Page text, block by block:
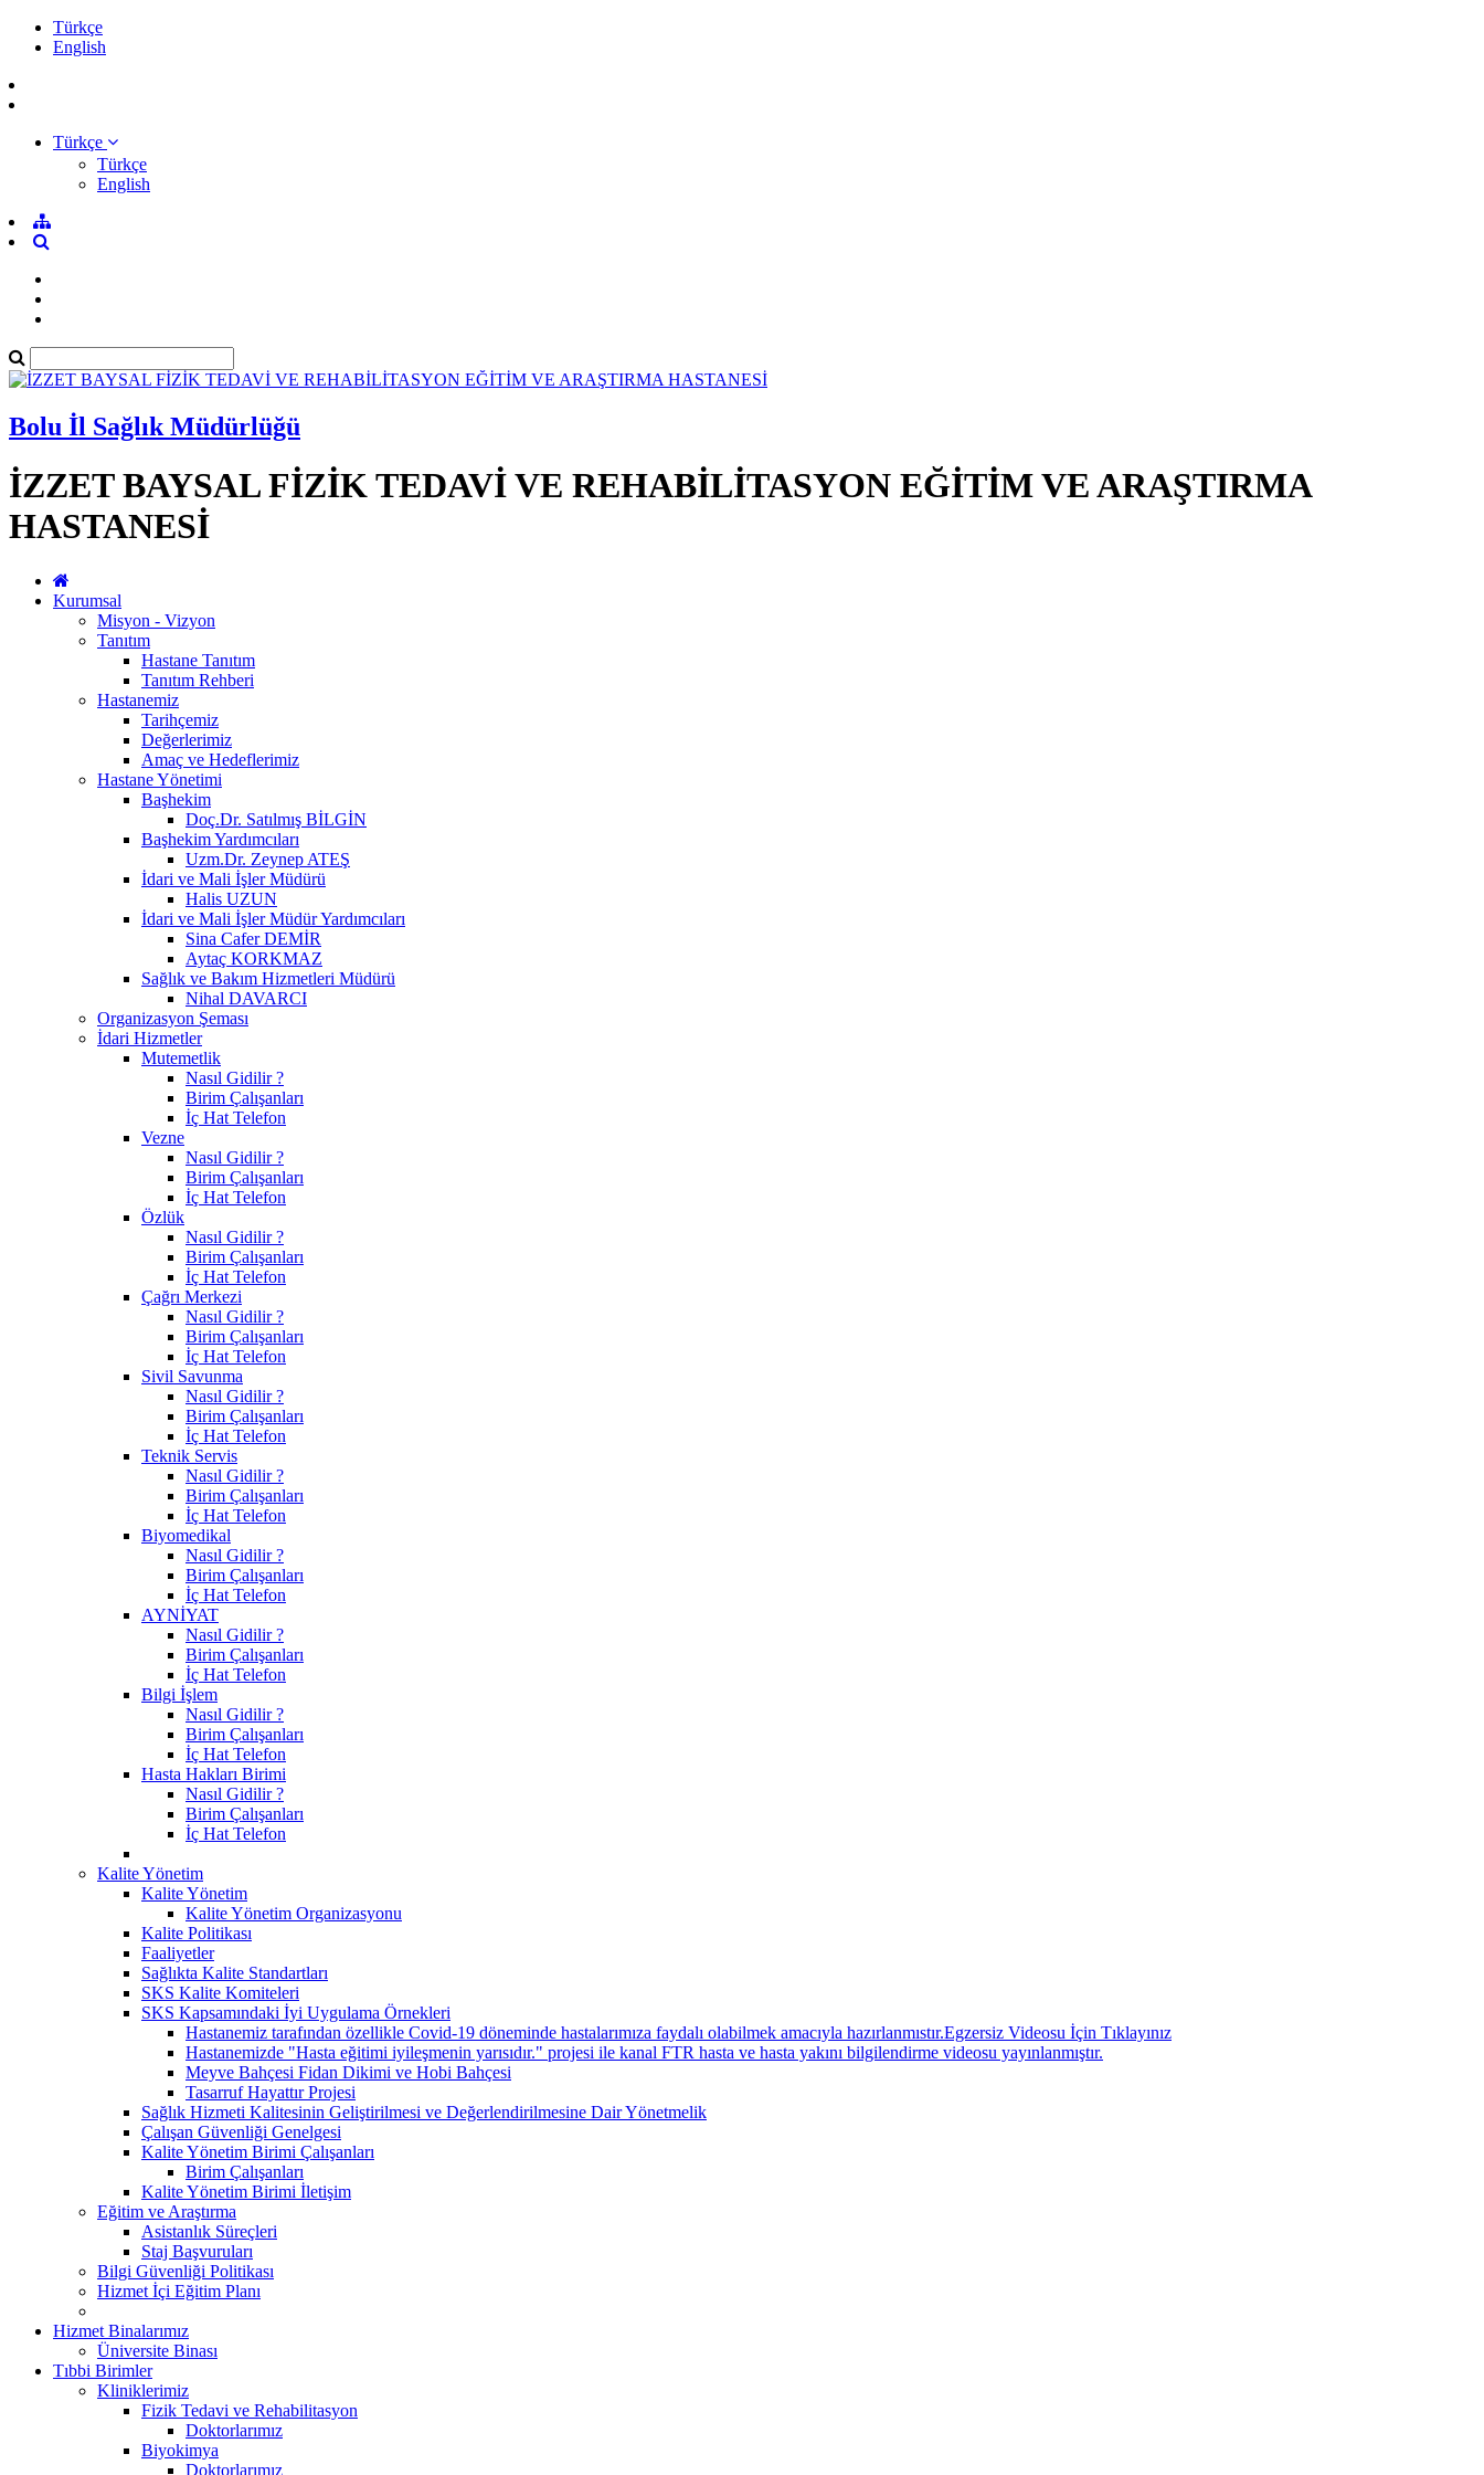
Türkçe
English
Türkçe
Türkçe
English
Bolu İl Sağlık Müdürlüğü
İZZET BAYSAL FİZİK TEDAVİ VE REHABİLİTASYON EĞİTİM VE ARAŞTIRMA
HASTANESİ
Kurumsal
Misyon - Vizyon
Tanıtım
Hastane Tanıtım
Tanıtım Rehberi
Hastanemiz
Tarihçemiz
Değerlerimiz
Amaç ve Hedeflerimiz
Hastane Yönetimi
Başhekim
Doç.Dr. Satılmış BİLGİN
Başhekim Yardımcıları
Uzm.Dr. Zeynep ATEŞ
İdari ve Mali İşler Müdürü
Halis UZUN
İdari ve Mali İşler Müdür Yardımcıları
Sina Cafer DEMİR
Aytaç KORKMAZ
Sağlık ve Bakım Hizmetleri Müdürü
Nihal DAVARCI
Organizasyon Şeması
İdari Hizmetler
Mutemetlik
Nasıl Gidilir ?
Birim Çalışanları
İç Hat Telefon
Vezne
Nasıl Gidilir ?
Birim Çalışanları
İç Hat Telefon
Özlük
Nasıl Gidilir ?
Birim Çalışanları
İç Hat Telefon
Çağrı Merkezi
Nasıl Gidilir ?
Birim Çalışanları
İç Hat Telefon
Sivil Savunma
Nasıl Gidilir ?
Birim Çalışanları
İç Hat Telefon
Teknik Servis
Nasıl Gidilir ?
Birim Çalışanları
İç Hat Telefon
Biyomedikal
Nasıl Gidilir ?
Birim Çalışanları
İç Hat Telefon
AYNİYAT
Nasıl Gidilir ?
Birim Çalışanları
İç Hat Telefon
Bilgi İşlem
Nasıl Gidilir ?
Birim Çalışanları
İç Hat Telefon
Hasta Hakları Birimi
Nasıl Gidilir ?
Birim Çalışanları
İç Hat Telefon
Kalite Yönetim
Kalite Yönetim
Kalite Yönetim Organizasyonu
Kalite Politikası
Faaliyetler
Sağlıkta Kalite Standartları
SKS Kalite Komiteleri
SKS Kapsamındaki İyi Uygulama Örnekleri
Hastanemiz tarafından özellikle Covid-19 döneminde hastalarımıza faydalı olabilmek amacıyla hazırlanmıstır.Egzersiz Videosu İçin Tıklayınız
Hastanemizde "Hasta eğitimi iyileşmenin yarısıdır." projesi ile kanal FTR hasta ve hasta yakını bilgilendirme videosu yayınlanmıştır.
Meyve Bahçesi Fidan Dikimi ve Hobi Bahçesi
Tasarruf Hayattır Projesi
Sağlık Hizmeti Kalitesinin Geliştirilmesi ve Değerlendirilmesine Dair Yönetmelik
Çalışan Güvenliği Genelgesi
Kalite Yönetim Birimi Çalışanları
Birim Çalışanları
Kalite Yönetim Birimi İletişim
Eğitim ve Araştırma
Asistanlık Süreçleri
Staj Başvuruları
Bilgi Güvenliği Politikası
Hizmet İçi Eğitim Planı
Hizmet Binalarımız
Üniversite Binası
Tıbbi Birimler
Kliniklerimiz
Fizik Tedavi ve Rehabilitasyon
Doktorlarımız
Biyokimya
Doktorlarımız